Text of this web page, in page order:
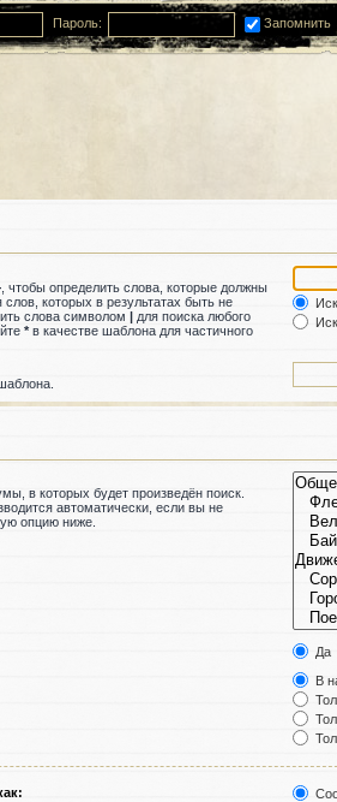
Пароль: Запомнить
, чтобы определить слова, которые должны
слов, которых в результатах быть не
слова символом | для поиска любого
*в качестве шаблона для частичного
в которых будет произведён поиск.
автоматически, если вы не
опцию ниже.
Да
В